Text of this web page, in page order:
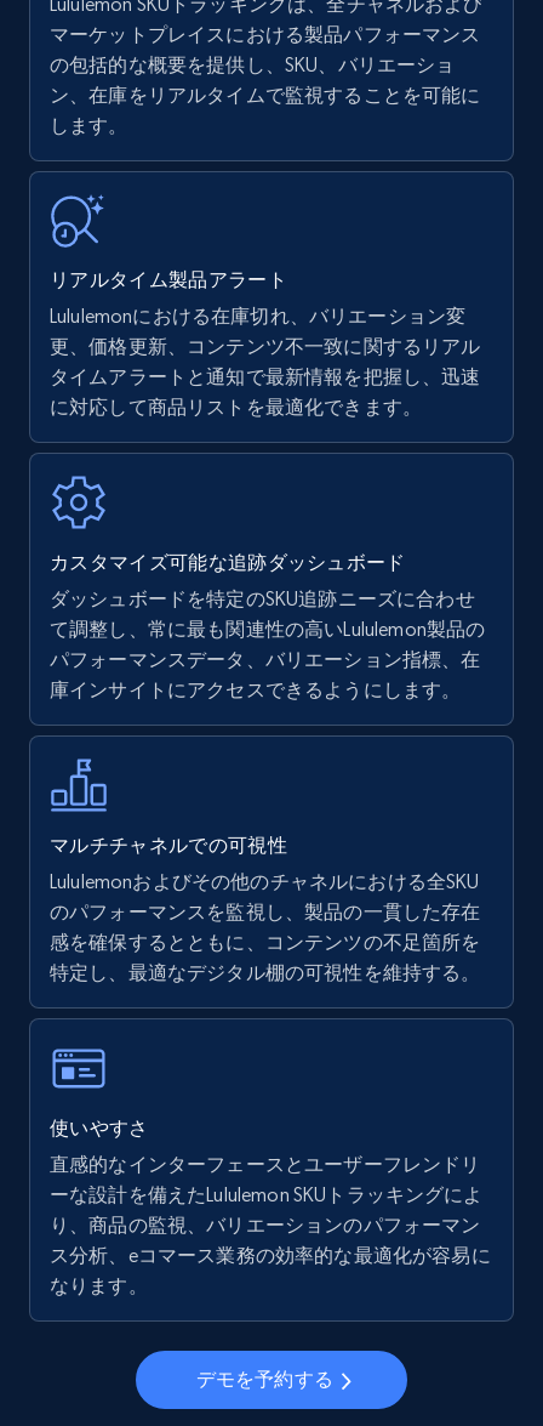
Amazon products - find products by using
upc numbers
Title, Seller name, Brand, Description, Initial
price, Currency, Availability, Reviews count, and
Amazon Reviews
URL, Product name, Product rating, Product
Author name, Asin, and more.
7.4K+
Walmart - products
URL, Final price, Sku, Currency, Gtin,
more.
5.6K+
Walmart - products - Find new products by
using specific category URL
URL, Final price, Sku, Currency, Gtin,
Specifications, Image urls, Top reviews, and
more.
Walmart - products - Collects products by
specific keywords
URL, Final price, Sku, Currency, Gtin,
Specifications, Image urls, Top reviews, and
875+ 今すぐ始める
マーケットプレイスにおける製品パフォーマンス
の包括的な概要を提供し、SKU、バリエーショ
ン、在庫をリアルタイムで監視することを可能に
します。
リアルタイム製品アラート
Lululemonにおける在庫切れ、バリエーション変
更、価格更新、コンテンツ不一致に関するリアル
タイムアラートと通知で最新情報を把握し、迅速
に対応して商品リストを最適化できます。
カスタマイズ可能な追跡ダッシュボード
ダッシュボードを特定のSKU追跡ニーズに合わせ
て調整し、常に最も関連性の高いLululemon製品の
パフォーマンスデータ、バリエーション指標、在
庫インサイトにアクセスできるようにします。
マルチチャネルでの可視性
Lululemonおよびその他のチャネルにおける全SKU
のパフォーマンスを監視し、製品の一貫した存在
感を確保するとともに、コンテンツの不足箇所を
特定し、最適なデジタル棚の可視性を維持する。
使いやすさ
直感的なインターフェースとユーザーフレンドリ
ーな設計を備えたLululemon SKUトラッキングによ
り、商品の監視、バリエーションのパフォーマン
ス分析、eコマース業務の効率的な最適化が容易に
なります。
デモを予約する